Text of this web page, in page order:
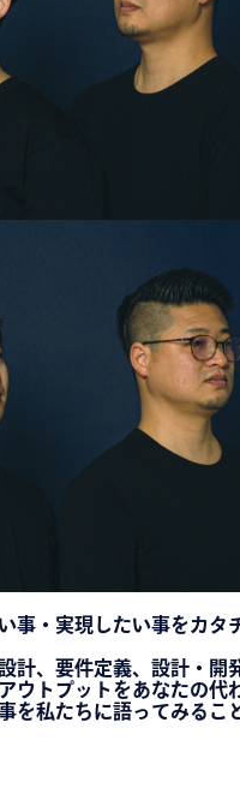
事・実現したい事をカタ
計、要件定義、設計・開
ウトプットをあなたの代
を私たちに語ってみるこ